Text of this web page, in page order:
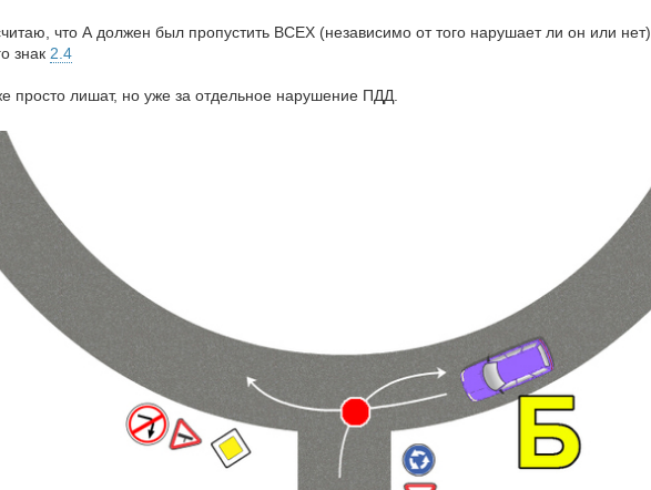
что А должен был пропустить ВСЕХ (независимо от того нарушает ли он или
знак 2.4
просто лишат, но уже за отдельное нарушение ПДД.